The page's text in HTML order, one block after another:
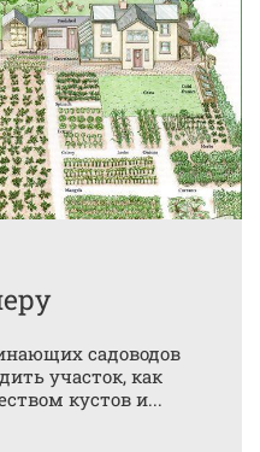
садоводов
участок, как
кустов и...